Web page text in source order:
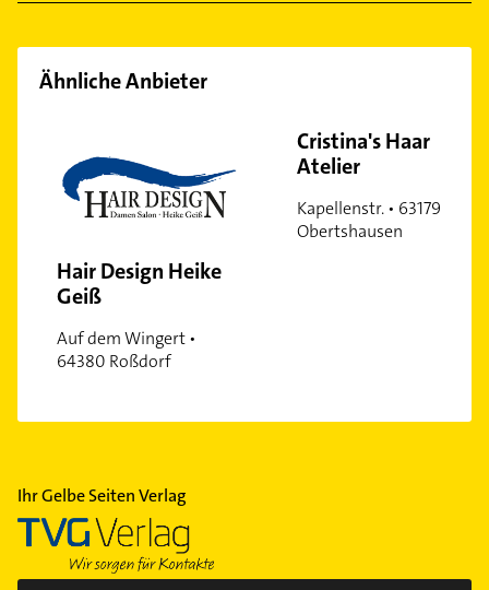
Ähnliche Anbieter
Hair Design Heike
Geiß
Auf dem Wingert •
64380 Roßdorf
Cristina's Haar
Atelier
Kapellenstr. • 63179
Obertshausen
Ihr Gelbe Seiten Verlag